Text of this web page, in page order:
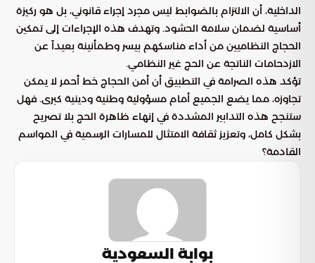
الداخلية، أن الالتزام بالضوابط ليس مجرد إجراء قانوني، بل هو ركيزة
أساسية لضمان سلامة الحشود. وتهدف هذه الإجراءات إلى تمكين
الحجاج النظاميين من أداء مناسكهم بيسر وطمأنينة بعيداً عن
الازدحامات الناتجة عن الحج غير النظامي.
تؤكد هذه الصرامة في التطبيق أن أمن الحجاج خط أحمر لا يمكن
تجاوزه، مما يضع الجميع أمام مسؤولية وطنية ودينية كبرى. فهل
ستنجح هذه التدابير المشددة في إنهاء ظاهرة الحج بلا تصريح
بشكل كامل، وتعزيز ثقافة الامتثال للمسارات الرسمية في المواسم
القادمة؟
بوابة السعودية